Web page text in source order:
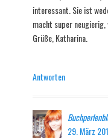
interessant. Sie ist
macht super
Grüße, Katharina.
Antworten
29. März